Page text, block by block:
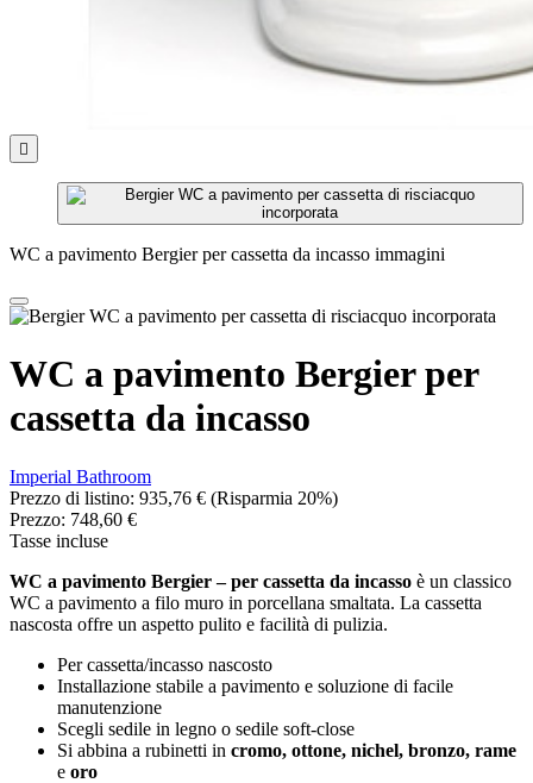

WC a pavimento Bergier per cassetta da incasso immagini
WC a pavimento Bergier per
cassetta da incasso
Imperial Bathroom
Prezzo di listino: 935,76 € (Risparmia 20%)
Prezzo: 748,60 €
Tasse incluse
WC a pavimento Bergier – per cassetta da incasso è un classico
WC a pavimento a filo muro in porcellana smaltata. La cassetta
nascosta offre un aspetto pulito e facilità di pulizia.
Per cassetta/incasso nascosto
Installazione stabile a pavimento e soluzione di facile
manutenzione
Scegli sedile in legno o sedile soft-close
Si abbina a rubinetti in cromo, ottone, nichel, bronzo, rame
e oro